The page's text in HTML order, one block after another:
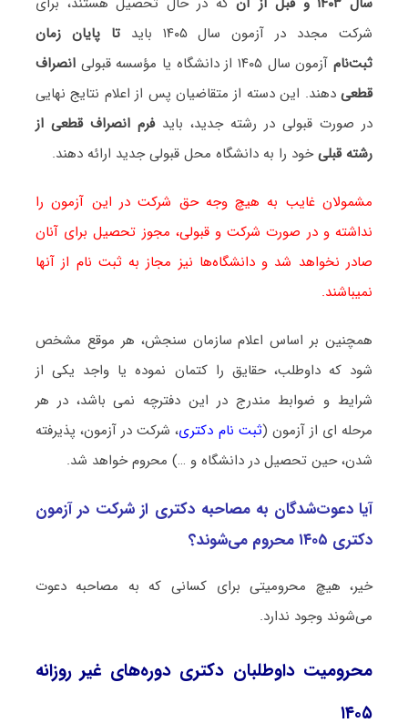
شرکت مجدد در آزمون سال ۱۴۰۵ باید
تا پایان زمان
ثبت‌نامآزمون سال ۱۴۰۵ از دانشگاه یا مؤسسه قبولی
انصراف
قطعیدهند. این دسته از متقاضیان پس از اعلام نتایج نهایی
در صورت قبولی در رشته جدید، بایدفرم انصراف قطعی از
رشته قبلیخود را به دانشگاه محل قبولی جدید ارائه دهند.
مشمولان غایب به هیچ وجه حق شرکت در این آزمون را
نداشته و در صورت شرکت و قبولی، مجوز تحصیل برای آنان
صادر نخواهد شد و دانشگاه‌ها نیز مجاز به ثبت نام از آنها
نمیباشند.
همچنین بر اساس اعلام سازمان سنجش، هر موقع مشخص
شود که داوطلب، حقایق را کتمان نموده یا واجد یکی از
شرایط و ضوابط مندرج در این دفترچه نمی باشد، در هر
مرحله ای از آزمون (ثبت نام دکتری، شرکت در آزمون، پذیرفته
شدن، حین تحصیل در دانشگاه و …) محروم خواهد شد.
آیا دعوت‌شدگان به مصاحبه دکتری از شرکت در آزمون
دکتری ۱۴۰۵ محروم می‌شوند؟
خیر، هیچ محرومیتی برای کسانی که به مصاحبه دعوت
می‌شوند وجود ندارد.
محرومیت داوطلبان دکتری دوره‌های غیر روزانه
۱۴۰۵